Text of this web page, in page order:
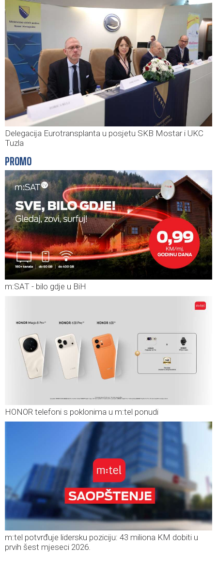
Delegacija Eurotransplanta u posjetu SKB Mostar i UKC
Tuzla
PROMO
m:SAT - bilo gdje u BiH
HONOR telefoni s poklonima u m:tel ponudi
m:tel potvrđuje lidersku poziciju: 43 miliona KM dobiti u
prvih šest mjeseci 2026.